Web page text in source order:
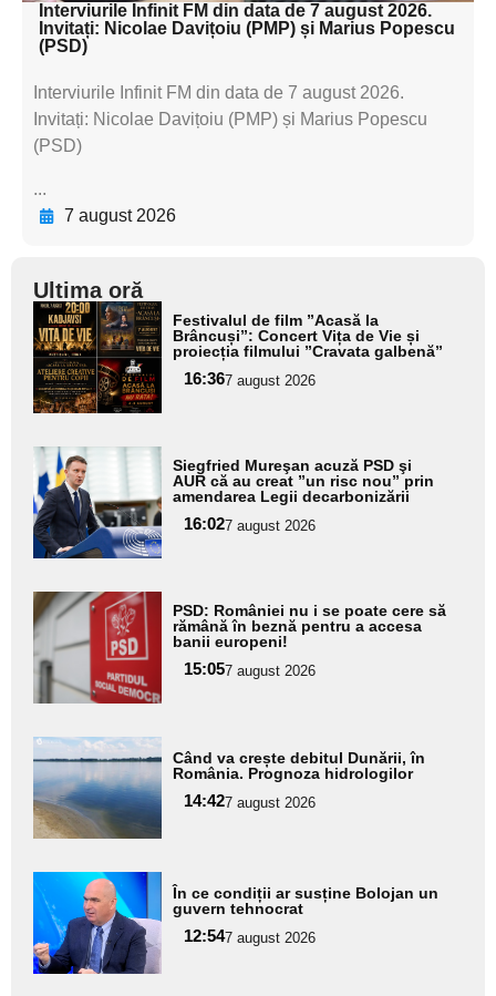
Interviurile Infinit FM din data de 7 august 2026.
Invitați: Nicolae Davițoiu (PMP) și Marius Popescu
(PSD)
Interviurile Infinit FM din data de 7 august 2026.
Invitați: Nicolae Davițoiu (PMP) și Marius Popescu
(PSD)
...
7 august 2026
Ultima oră
Adaugă
aici textul
pentru
subtitlu
Festivalul de film ”Acasă la
Brâncuși”: Concert Vița de Vie și
proiecția filmului ”Cravata galbenă”
16:367 august 2026
Adaugă
aici textul
pentru
subtitlu
Siegfried Mureşan acuză PSD şi
AUR că au creat ”un risc nou” prin
amendarea Legii decarbonizării
16:027 august 2026
Adaugă
aici textul
pentru
subtitlu
PSD: României nu i se poate cere să
rămână în beznă pentru a accesa
banii europeni!
15:057 august 2026
Adaugă
aici textul
pentru
subtitlu
Când va crește debitul Dunării, în
România. Prognoza hidrologilor
14:427 august 2026
Adaugă
aici textul
pentru
subtitlu
În ce condiții ar susține Bolojan un
guvern tehnocrat
12:547 august 2026